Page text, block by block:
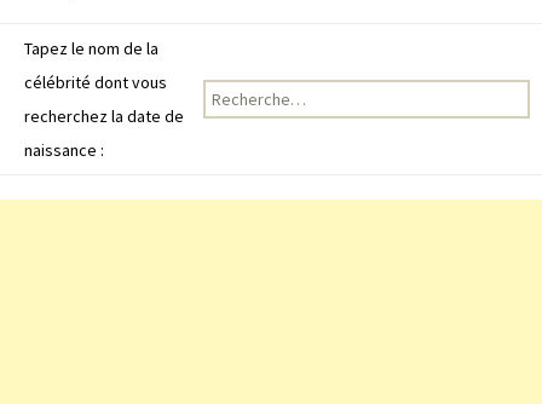
Tapez le nom de la
célébrité dont vous
recherchez la date de
naissance :
Recherche pour :